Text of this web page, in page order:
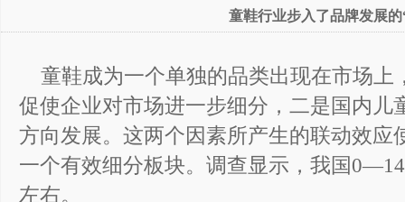
童鞋行业步入了品牌发展的
童鞋成为一个单独的品类出现在市场上
促使企业对市场进一步细分，二是国内儿
方向发展。这两个因素所产生的联动效应
一个有效细分板块。调查显示，我国
左右。